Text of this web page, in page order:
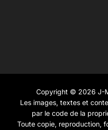
Copyright © 2026 J-
Les images, textes et
par le code de la
Toute copie, reproduction,